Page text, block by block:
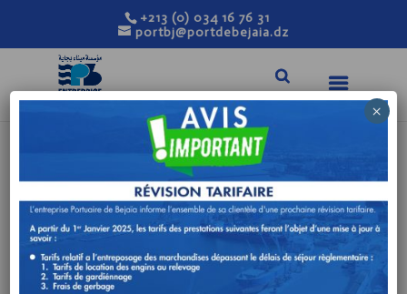
+213 (0) 034 16 76 31
portbj@portdebejaia.dz
AVIS DE
CONSULTATION
N°02/DTD/2026
×